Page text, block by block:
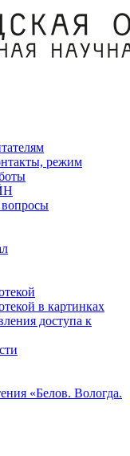
режим
вопросы
в картинках
доступа к
«Белов. Вологда.